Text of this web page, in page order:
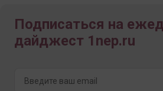
Подписаться на
дайджест 1nep.ru